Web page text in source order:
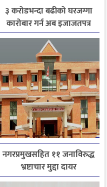
३ करोडभन्दा बढीको घरजग्गा
कारोबार गर्न अब इजाजतपत्र
अनिवार्य
नगरप्रमुखसहित ११ जनाविरुद्ध
भ्रष्टाचार मुद्दा दायर